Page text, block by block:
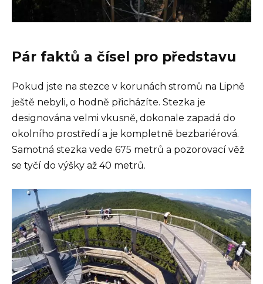
Pár faktů a čísel pro představu
Pokud jste na stezce v korunách stromů na Lipně
ještě nebyli, o hodně přicházíte. Stezka je
designována velmi vkusně, dokonale zapadá do
okolního prostředí a je kompletně bezbariérová.
Samotná stezka vede 675 metrů a pozorovací věž
se tyčí do výšky až 40 metrů.